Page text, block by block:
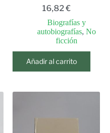
16,82 €
Biografías y
autobiografías, No
ficción
Añadir al carrito